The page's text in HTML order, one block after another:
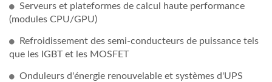
Serveurs et plateformes de calcul haute performance
(modules CPU/GPU)
Refroidissement des semi-conducteurs de puissance tels
que les IGBT et les MOSFET
Onduleurs d'énergie renouvelable et systèmes d'UPS